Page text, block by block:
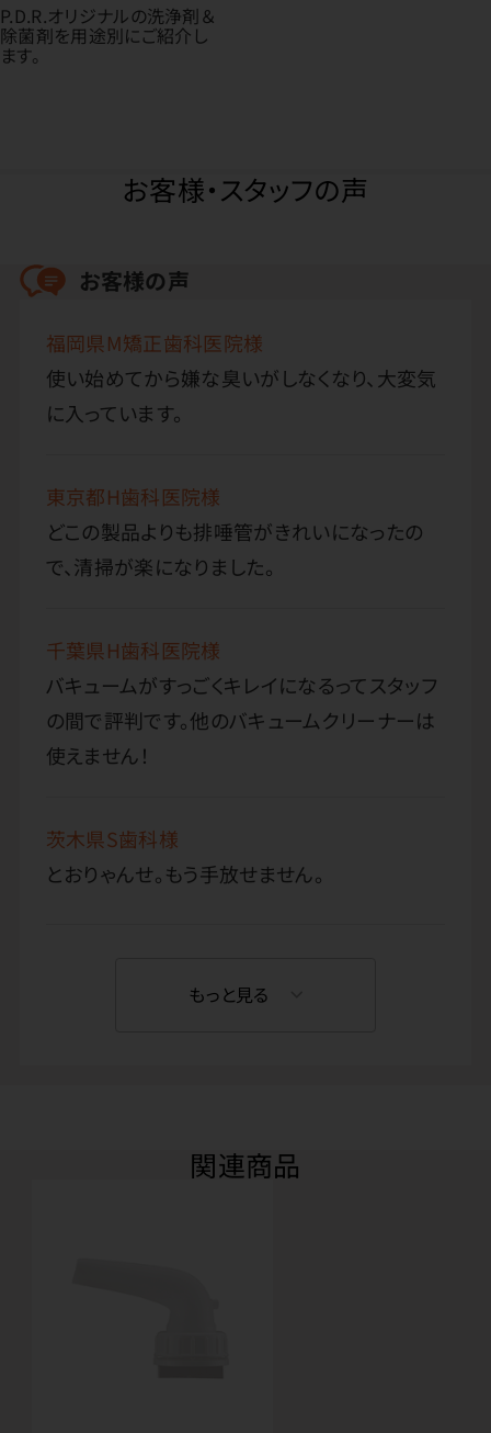
P.D.R.オリジナルの洗浄剤＆
除菌剤を用途別にご紹介し
ます。
お客様・スタッフの声
お客様の声
福岡県M矯正歯科医院様
使い始めてから嫌な臭いがしなくなり、大変気
に入っています。
東京都H歯科医院様
どこの製品よりも排唾管がきれいになったの
で、清掃が楽になりました。
千葉県H歯科医院様
バキュームがすっごくキレイになるってスタッフ
の間で評判です。他のバキュームクリーナーは
使えません！
茨木県S歯科様
とおりゃんせ。もう手放せません。
もっと見る
関連商品